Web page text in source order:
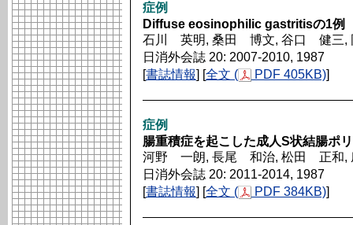
症例
Diffuse eosinophilic gastritisの1例
石川 英明, 桑田 博文, 谷口 健三,
日消外会誌 20: 2007-2010, 1987
[書誌情報] [全文 ( PDF 405KB)]
症例
腸重積症を起こした成人S状結腸ポ
河野 一朗, 長尾 和治, 松田 正和
日消外会誌 20: 2011-2014, 1987
[書誌情報] [全文 ( PDF 384KB)]